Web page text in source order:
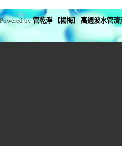
Powered by管乾淨 【楊梅】 高週波水管清